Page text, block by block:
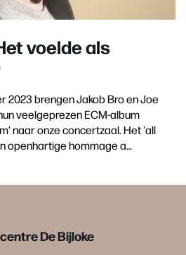
voelde als
2023 brengen Jakob Bro en Joe
veelgeprezen ECM-album
naar onze concertzaal. Het 'all
openhartige hommage a…
De Bijloke